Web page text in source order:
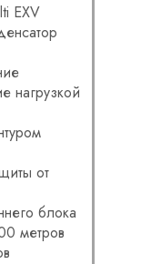
EXV
нагрузкой
от
блока
метров